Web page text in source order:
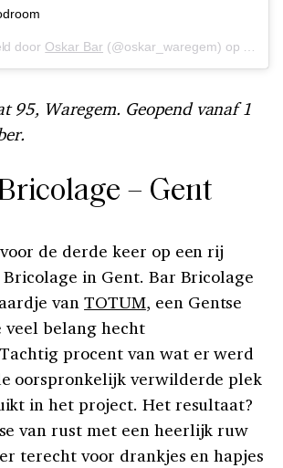
door Oskar Bar (@oskar_waregem) op
95, Waregem. Geopend vanaf 1
– Gent
de derde keer op een rij
in Gent. Bar Bricolage
vanTOTUM, een Gentse
veel belang hecht
Tachtig procent van wat er werd
oorspronkelijk verwilderde plek
in het project. Het resultaat?
van rust met een heerlijk ruw
terecht voor drankjes en hapjes